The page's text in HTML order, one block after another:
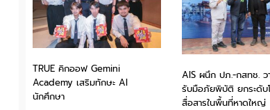
TRUE คิกออฟ Gemini
Academy เสริมทักษะ AI
นักศึกษา
AIS ผนึก ปภ.-กสทช. ว
รับมือภัยพิบัติ ยกระดับ
สื่อสารในพื้นที่หาดใหญ่